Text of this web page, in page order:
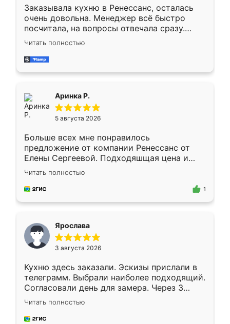
Заказывала кухню в Ренессанс, осталась
очень довольна. Менеджер всё быстро
посчитала, на вопросы отвечала сразу.
Замерщик приехал в субботу, подошёл к
делу со всей ответственностью. Собрали
за день, ребята работали аккуратно, даже
Читать полностью
Аринка Р.
5 августа 2026
Больше всех мне понравилось
предложение от компании Ренессанс от
Елены Сергеевой. Подходяшщая цена и
короткие сроки изготовления. Приехавший
для замера сотрудник Владислав
предложил по моему эскизу самый
Читать полностью
1
Ярослава
3 августа 2026
Кухню здесь заказали. Эскизы прислали в
телеграмм. Выбрали наиболее подходящий.
Согласовали день для замера. Через 3
недели кухня была уже готова. Остались
довольны работой. Спасибо Ренессанс
мебель за качественную работу!
Читать полностью